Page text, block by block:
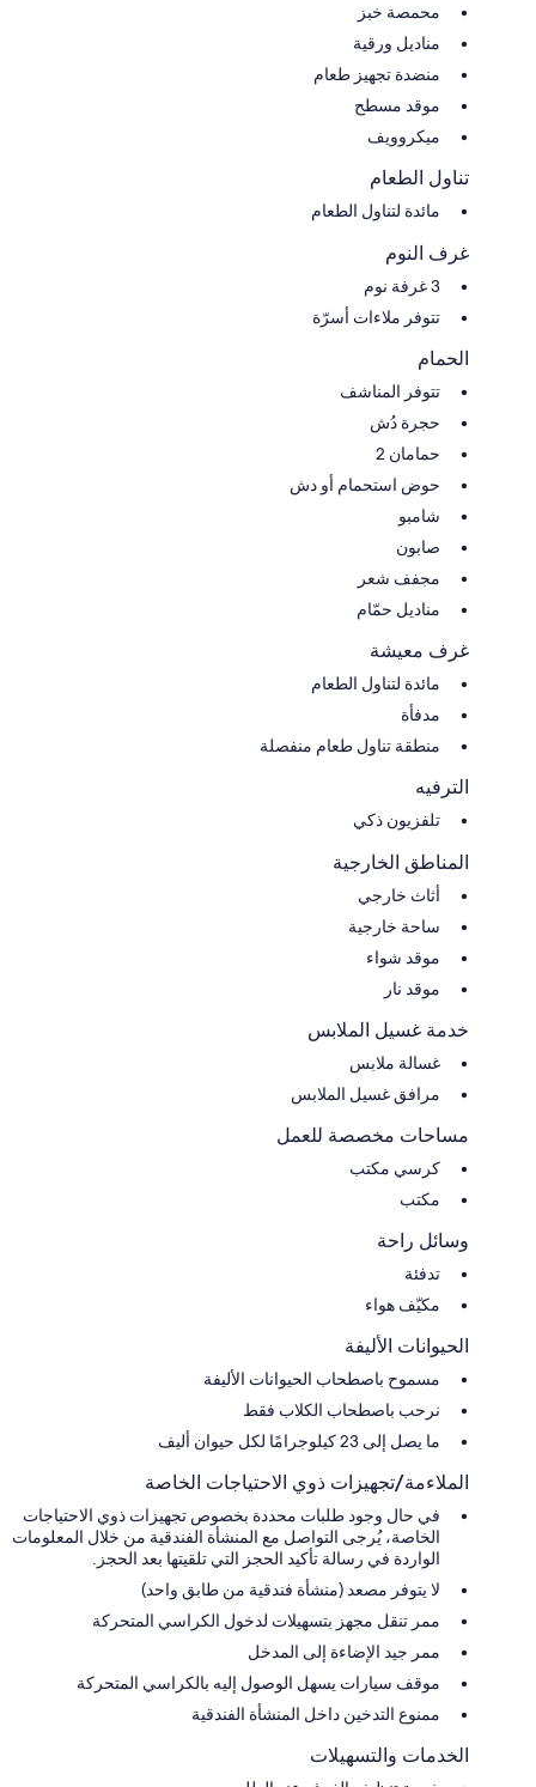
محمصة خبز
مناديل ورقية
منضدة تجهيز طعام
موقد مسطح
ميكروويف
تناول الطعام
مائدة لتناول الطعام
غرف النوم
3 غرفة نوم
تتوفر ملاءات أسرّة
الحمام
تتوفر المناشف
حجرة دُش
حمامان 2
حوض استحمام أو دش
شامبو
صابون
مجفف شعر
مناديل حمّام
غرف معيشة
مائدة لتناول الطعام
مدفأة
منطقة تناول طعام منفصلة
الترفيه
تلفزيون ذكي
المناطق الخارجية
أثاث خارجي
ساحة خارجية
موقد شواء
موقد نار
خدمة غسيل الملابس
غسالة ملابس
مرافق غسيل الملابس
مساحات مخصصة للعمل
كرسي مكتب
مكتب
وسائل راحة
تدفئة
مكيّف هواء
الحيوانات الأليفة
مسموح باصطحاب الحيوانات الأليفة
نرحب باصطحاب الكلاب فقط
ما يصل إلى 23 كيلوجرامًا لكل حيوان أليف
الملاءمة/تجهيزات ذوي الاحتياجات الخاصة
في حال وجود طلبات محددة بخصوص تجهيزات ذوي الاحتياجات
الخاصة، يُرجى التواصل مع المنشأة الفندقية من خلال المعلومات
الواردة في رسالة تأكيد الحجز التي تلقيتها بعد الحجز.
لا يتوفر مصعد (منشأة فندقية من طابق واحد)
ممر تنقل مجهز بتسهيلات لدخول الكراسي المتحركة
ممر جيد الإضاءة إلى المدخل
موقف سيارات يسهل الوصول إليه بالكراسي المتحركة
ممنوع التدخين داخل المنشأة الفندقية
الخدمات والتسهيلات